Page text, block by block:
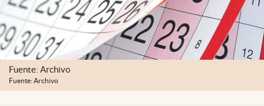
Fuente: Archivo
Fuente: Archivo